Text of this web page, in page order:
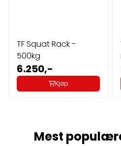
TF Squat Rack -
500kg
6.250,-
Kjøp
Mest